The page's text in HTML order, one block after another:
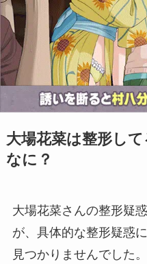
大場花菜は整形し
なに？
大場花菜さんの整形疑
が、具体的な整形疑惑
見つかりませんでした。